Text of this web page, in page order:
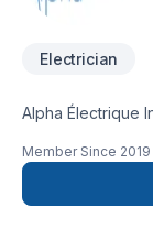
Electrician
Alpha Électrique
innovation et
client, nous
spécifiques et à
Member Since 2019